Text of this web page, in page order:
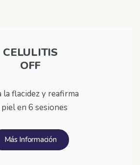
CELULITIS
OFF
la flacidez y reafirma
piel en 6 sesiones
Más Información